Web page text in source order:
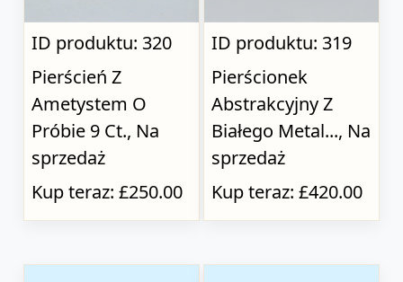
ID produktu: 320
Pierścień Z
Ametystem O
Próbie 9 Ct., Na
sprzedaż
Kup teraz: £250.00
ID produktu: 319
Pierścionek
Abstrakcyjny Z
Białego Metal..., Na
sprzedaż
Kup teraz: £420.00